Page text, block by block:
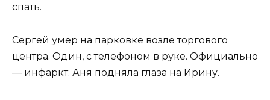
спать.
Сергей умер на парковке возле торгового
центра. Один, с телефоном в руке. Официально
— инфаркт. Аня подняла глаза на Ирину.